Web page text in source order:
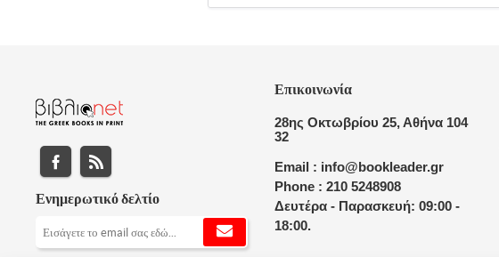
Ενημερωτικό δελτίο
Επικοινωνία
28ης Οκτωβρίου 25, Αθήνα 104
32
Email : info@bookleader.gr
Phone : 210 5248908
Δευτέρα - Παρασκευή: 09:00 -
18:00.